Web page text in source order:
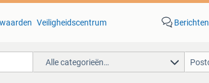
Veiligheidscentrum Berichten
Alle categorieën…